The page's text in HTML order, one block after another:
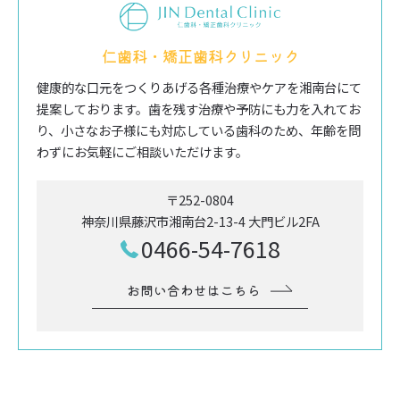
仁歯科・矯正歯科クリニック
健康的な口元をつくりあげる各種治療やケアを湘南台にて
提案しております。歯を残す治療や予防にも力を入れてお
り、小さなお子様にも対応している歯科のため、年齢を問
わずにお気軽にご相談いただけます。
〒252-0804
神奈川県藤沢市湘南台2-13-4 大門ビル2FA
0466-54-7618
お問い合わせはこちら